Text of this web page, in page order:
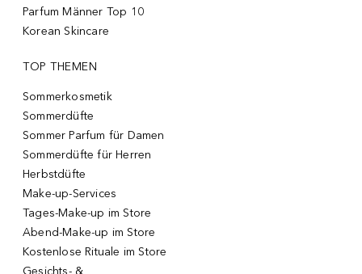
Parfum Männer Top 10
Korean Skincare
TOP THEMEN
Sommerkosmetik
Sommerdüfte
Sommer Parfum für Damen
Sommerdüfte für Herren
Herbstdüfte
Make-up-Services
Tages-Make-up im Store
Abend-Make-up im Store
Kostenlose Rituale im Store
Gesichts- &